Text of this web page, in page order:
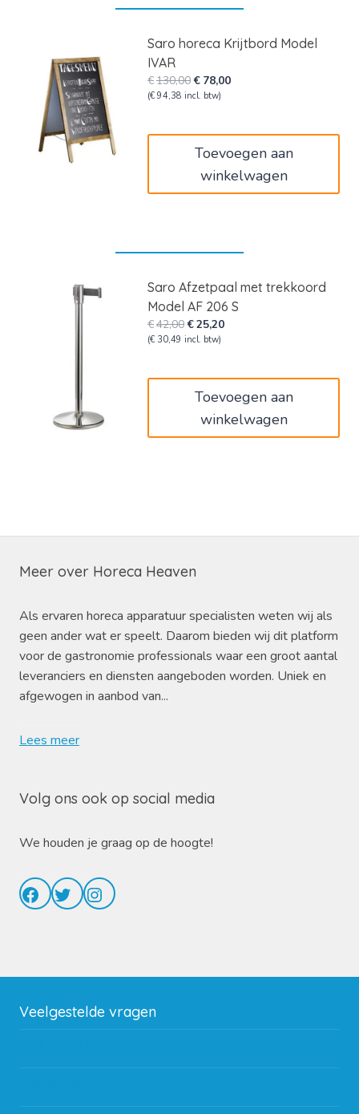
Saro horeca Krijtbord Model
IVAR
€130,00Oorspronkelijke
prijs
€130,00.
€ 78,00Huidige
€78,00.
(€ 94,38 incl. btw)
Toevoegen aan
winkelwagen
Saro Afzetpaal met trekkoord
Model AF 206 S
€42,00Oorspronkelijke
prijs
€42,00.
€25,20Huidige
€25,20.
(€ 30,49 incl. btw)
Toevoegen aan
winkelwagen
Meer over Horeca Heaven
Als ervaren horeca apparatuur specialisten weten wij als
geen ander wat er speelt. Daarom bieden wij dit platform
voor de gastronomie professionals waar een groot aantal
leveranciers en diensten aangeboden worden. Uniek en
afgewogen in aanbod van...
Lees meer
Volg ons ook op social media
We houden je graag op de hoogte!
Facebook
TwitterInstagram
Veelgestelde vragen